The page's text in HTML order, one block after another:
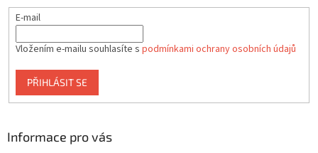
v
i
E-mail
Vložením e-mailu souhlasíte s podmínkami ochrany osobních údajů
PŘIHLÁSIT SE
Informace pro vás